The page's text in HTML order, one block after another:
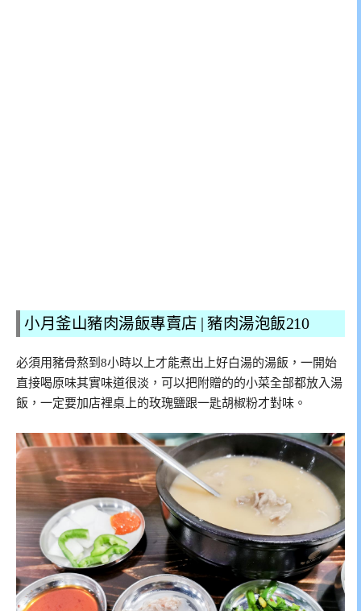
小月釜山豬肉湯飯專賣店 | 豬肉湯泡飯210
必須用豬骨熬到8小時以上才能煮出上好白湯的湯飯，一開始
直接喝原味其實味道很淡，可以把附贈的的小菜全部都放入湯
飯，一定要加店裡桌上的玫瑰鹽跟一匙胡椒粉才對味。